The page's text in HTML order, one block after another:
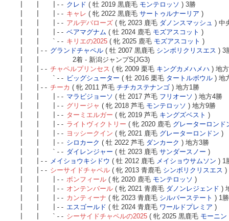
| | |-- クレド ( 牡 2019 黒鹿毛 モンテロッソ ) 3勝
| | |-- キャレ ( 牝 2022 黒鹿毛 サートゥルナーリア )
| | |-- アルデバローズ ( 牝 2023 鹿毛 ダノンスマッシュ ) 中
| | |-- ベアマグナム ( 牡 2024 鹿毛 モズアスコット )
| | `-- キリエの2025 ( 牝 2025 鹿毛 モズアスコット )
| |-- グランドチャペル ( 牡 2007 黒鹿毛 シンボリクリスエス ) 3
2着 - 新潟ジャンプS(JG3)
| |-- チャペルプリンセス ( 牝 2009 栗毛 キングカメハメハ ) 地
| | `-- ビッグシューター ( 牡 2016 栗毛 タートルボウル ) 地
| |-- チーカ ( 牝 2011 芦毛 チチカステナンゴ ) 地方1勝
| | |-- マラビジョーソ ( 牡 2017 芦毛 フリオーソ ) 地方4勝
| | |-- グリージャ ( 牝 2018 芦毛 モンテロッソ ) 地方9勝
| | |-- ターミエルガー ( 牝 2019 芦毛 キングズベスト )
| | |-- ライトヴィクトリー ( 牝 2020 鹿毛 グレーターロンド
| | |-- ヨッシークイン ( 牝 2021 鹿毛 グレーターロンドン )
| | |-- シロカーク ( 牡 2022 芦毛 ダンカーク ) 地方3勝
| | `-- ダイレンジャー ( 牡 2023 鹿毛 サンダースノー )
| |-- メイショウキシドウ ( 牡 2012 鹿毛 メイショウサムソン ) 1
| |-- シーサイドチャペル ( 牝 2013 青鹿毛 シンボリクリスエス )
| | |-- ボンフィール ( 牝 2020 鹿毛 モンテロッソ )
| | |-- オンテンバール ( 牝 2021 青鹿毛 ダノンレジェンド )
| | |-- カンティーナ ( 牝 2023 青鹿毛 シルバーステート ) 1
| | |-- エスゴールド ( 牡 2024 青鹿毛 ワールドプレミア )
| | `-- シーサイドチャペルの2025 ( 牝 2025 黒鹿毛 モーニン